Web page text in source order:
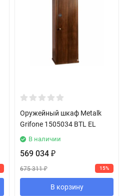
Оружейный шкаф Metalk
Grifone 1505034 BTL EL
В наличии
569 034 ₽
675 311₽ 15%
В корзину